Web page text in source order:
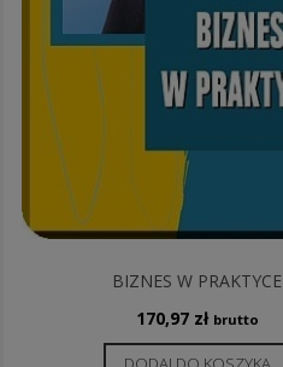
BIZNES W PRAKTYCE
170,97 zł brutto